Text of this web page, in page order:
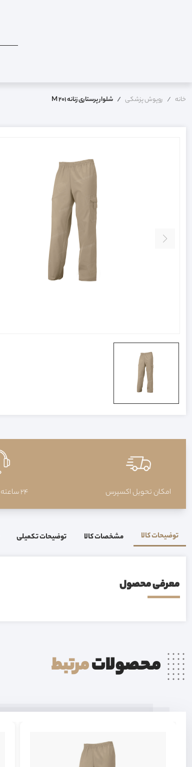
خانه روپوش پزشکی شلوار پرستاری زنانه M 201
امکان تحویل اکسپرس 24 ساعته 7 روز هفته
توضیحات کالا مشخصات کالا توضیحات تکمیلی
معرفی محصول
محصولاتمرتبط